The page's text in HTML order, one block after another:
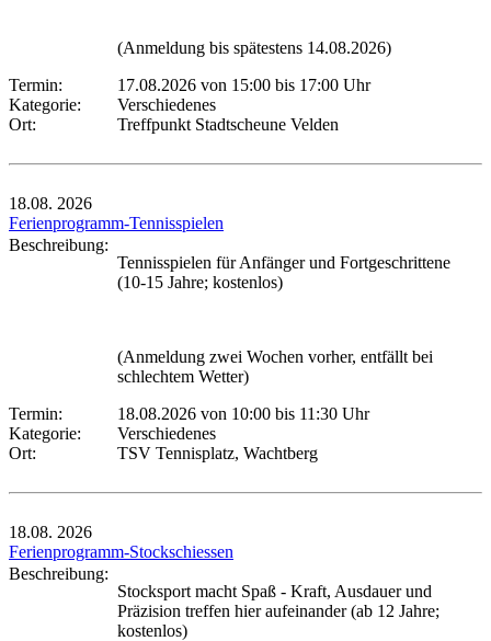
(Anmeldung bis spätestens 14.08.2026)
Termin:
17.08.2026 von 15:00 bis 17:00 Uhr
Kategorie:
Verschiedenes
Ort:
Treffpunkt Stadtscheune Velden
18.08. 2026
Ferienprogramm-Tennisspielen
Beschreibung:
Tennisspielen für Anfänger und Fortgeschrittene
(10-15 Jahre; kostenlos)
(Anmeldung zwei Wochen vorher, entfällt bei
schlechtem Wetter)
Termin:
18.08.2026 von 10:00 bis 11:30 Uhr
Kategorie:
Verschiedenes
Ort:
TSV Tennisplatz, Wachtberg
18.08. 2026
Ferienprogramm-Stockschiessen
Beschreibung:
Stocksport macht Spaß - Kraft, Ausdauer und
Präzision treffen hier aufeinander (ab 12 Jahre;
kostenlos)